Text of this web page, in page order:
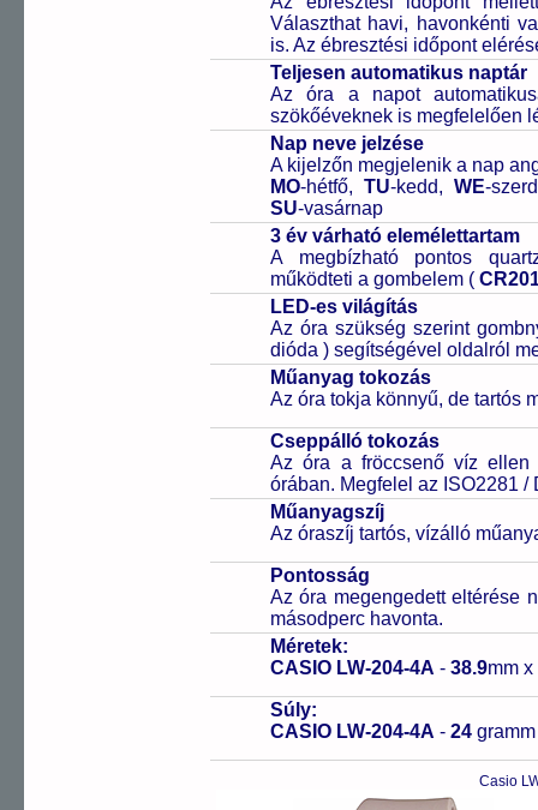
Választhat havi, havonkénti
is. Az ébresztési időpont
Teljesen automatikus naptár
Az óra a napot
szökőéveknek is megfelelően
Nap neve jelzése
A kijelzőn megjelenik a nap
MO-hétfő,TU-kedd,WE-
SU-vasárnap
3 év várható elemélettartam
A megbízható pontos
működteti a gombelem (
LED-es világítás
Az óra szükség szerint
dióda ) segítségével oldalról
Műanyag tokozás
Az óra tokja könnyű, de tartós
Cseppálló tokozás
Az óra a fröccsenő víz ellen
órában. Megfelel az ISO2281
Műanyagszíj
Az óraszíj tartós, vízálló
Pontosság
Az óra megengedett eltérése
másodperc havonta.
Méretek:
CASIO LW-204-4A - 38.9mm x
Súly:
CASIO LW-204-4A - 24 gramm
Casio